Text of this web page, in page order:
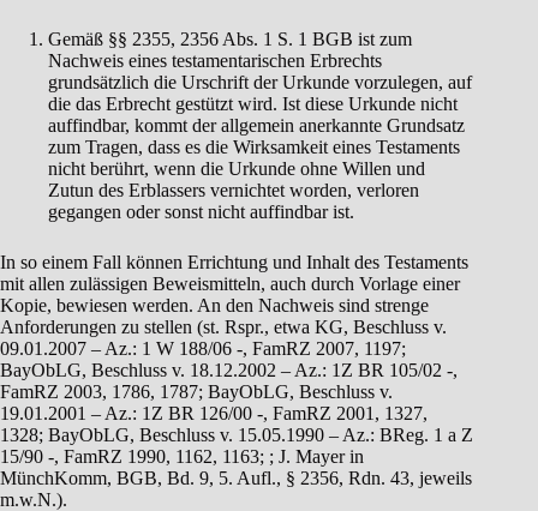
Gemäß §§ 2355, 2356 Abs. 1 S. 1 BGB ist zum
Nachweis eines testamentarischen Erbrechts
grundsätzlich die Urschrift der Urkunde vorzulegen, auf
die das Erbrecht gestützt wird. Ist diese Urkunde nicht
auffindbar, kommt der allgemein anerkannte Grundsatz
zum Tragen, dass es die Wirksamkeit eines Testaments
nicht berührt, wenn die Urkunde ohne Willen und
Zutun des Erblassers vernichtet worden, verloren
gegangen oder sonst nicht auffindbar ist.
In so einem Fall können Errichtung und Inhalt des Testaments
mit allen zulässigen Beweismitteln, auch durch Vorlage einer
Kopie, bewiesen werden. An den Nachweis sind strenge
Anforderungen zu stellen (st. Rspr., etwa KG, Beschluss v.
09.01.2007 – Az.: 1 W 188/06 -, FamRZ 2007, 1197;
BayObLG, Beschluss v. 18.12.2002 – Az.: 1Z BR 105/02 -,
FamRZ 2003, 1786, 1787; BayObLG, Beschluss v.
19.01.2001 – Az.: 1Z BR 126/00 -, FamRZ 2001, 1327,
1328; BayObLG, Beschluss v. 15.05.1990 – Az.: BReg. 1 a Z
15/90 -, FamRZ 1990, 1162, 1163; ; J. Mayer in
MünchKomm, BGB, Bd. 9, 5. Aufl., § 2356, Rdn. 43, jeweils
m.w.N.).